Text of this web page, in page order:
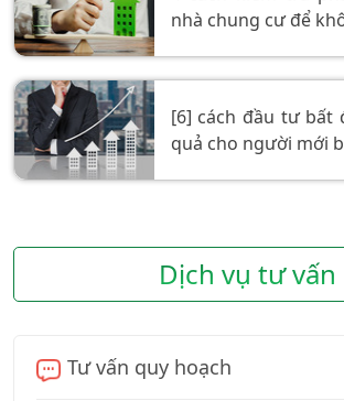
nhà chung cư để
[6] cách đầu tư bất
quả cho người mới
Dịch vụ tư vấn
Tư vấn quy hoạch